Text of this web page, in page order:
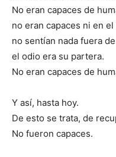
No eran capaces de
no eran capaces ni en
no sentían nada fuera
el odio era su partera.
No eran capaces de
Y así, hasta hoy.
De esto se trata, de
No fueron capaces.